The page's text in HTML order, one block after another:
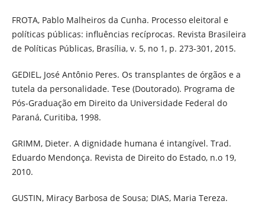
FROTA, Pablo Malheiros da Cunha. Processo eleitoral e
políticas públicas: influências recíprocas. Revista Brasileira
de Políticas Públicas, Brasília, v. 5, no 1, p. 273-301, 2015.
GEDIEL, José Antônio Peres. Os transplantes de órgãos e a
tutela da personalidade. Tese (Doutorado). Programa de
Pós-Graduação em Direito da Universidade Federal do
Paraná, Curitiba, 1998.
GRIMM, Dieter. A dignidade humana é intangível. Trad.
Eduardo Mendonça. Revista de Direito do Estado, n.o 19,
2010.
GUSTIN, Miracy Barbosa de Sousa; DIAS, Maria Tereza.